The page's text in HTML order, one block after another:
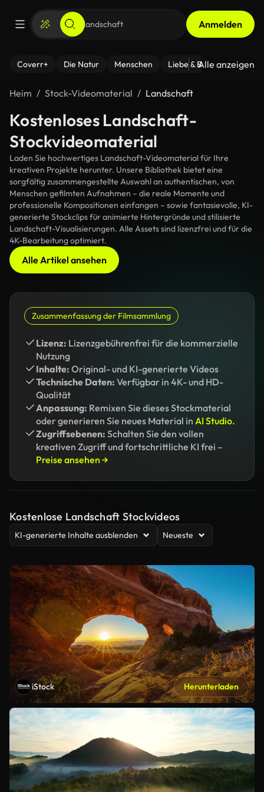
Anmelden
Coverr+ Die Natur Menschen Liebe & Beziehungen
Alle anzeigen
Heim Stock-Videomaterial Landschaft
Kostenloses Landschaft-
Stockvideomaterial
Laden Sie hochwertiges Landschaft-Videomaterial für Ihre
kreativen Projekte herunter. Unsere Bibliothek bietet eine
sorgfältig zusammengestellte Auswahl an authentischen, von
Menschen gefilmten Aufnahmen – die reale Momente und
professionelle Kompositionen einfangen – sowie fantasievolle, KI-
generierte Stockclips für animierte Hintergründe und stilisierte
Landschaft-Visualisierungen. Alle Assets sind lizenzfrei und für die
4K-Bearbeitung optimiert.
Alle Artikel ansehen
Zusammenfassung der Filmsammlung
Lizenz: Lizenzgebührenfrei für die kommerzielle
Nutzung
Inhalte: Original- und KI-generierte Videos
Technische Daten: Verfügbar in 4K- und HD-
Qualität
Anpassung: Remixen Sie dieses Stockmaterial
oder generieren Sie neues Material in AI Studio.
Zugriffsebenen: Schalten Sie den vollen
kreativen Zugriff und fortschrittliche KI frei –
Preise ansehen →
Kostenlose Landschaft Stockvideos
KI-generierte Inhalte ausblenden Neueste
iStock Herunterladen